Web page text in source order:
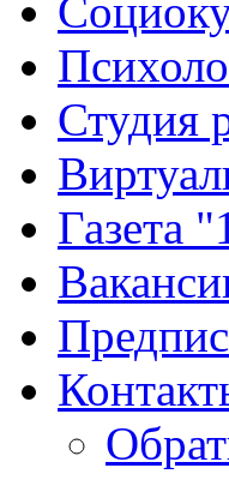
Студия
Газета